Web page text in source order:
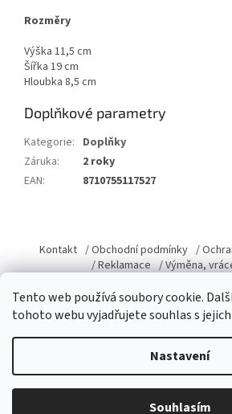
Tento web používá soubory cookie.
tohoto webu vyjadřujete souhlas s
Nastavení
Souhlasím
Rozměry
Výška 11,5 cm
Šířka 19 cm
Hloubka 8,5 cm
Doplňkové parametry
Kategorie: Doplňky
Záruka:
2 roky
EAN: 8710755117527
p
a
Kontakt / Obchodní podmínky /
/ Reklamace / Výměna,
Copyright 2026Domacky.cz. Všechna
nastavení cookies